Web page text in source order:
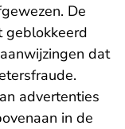
De
geblokkeerd
dat
advertenties
in de